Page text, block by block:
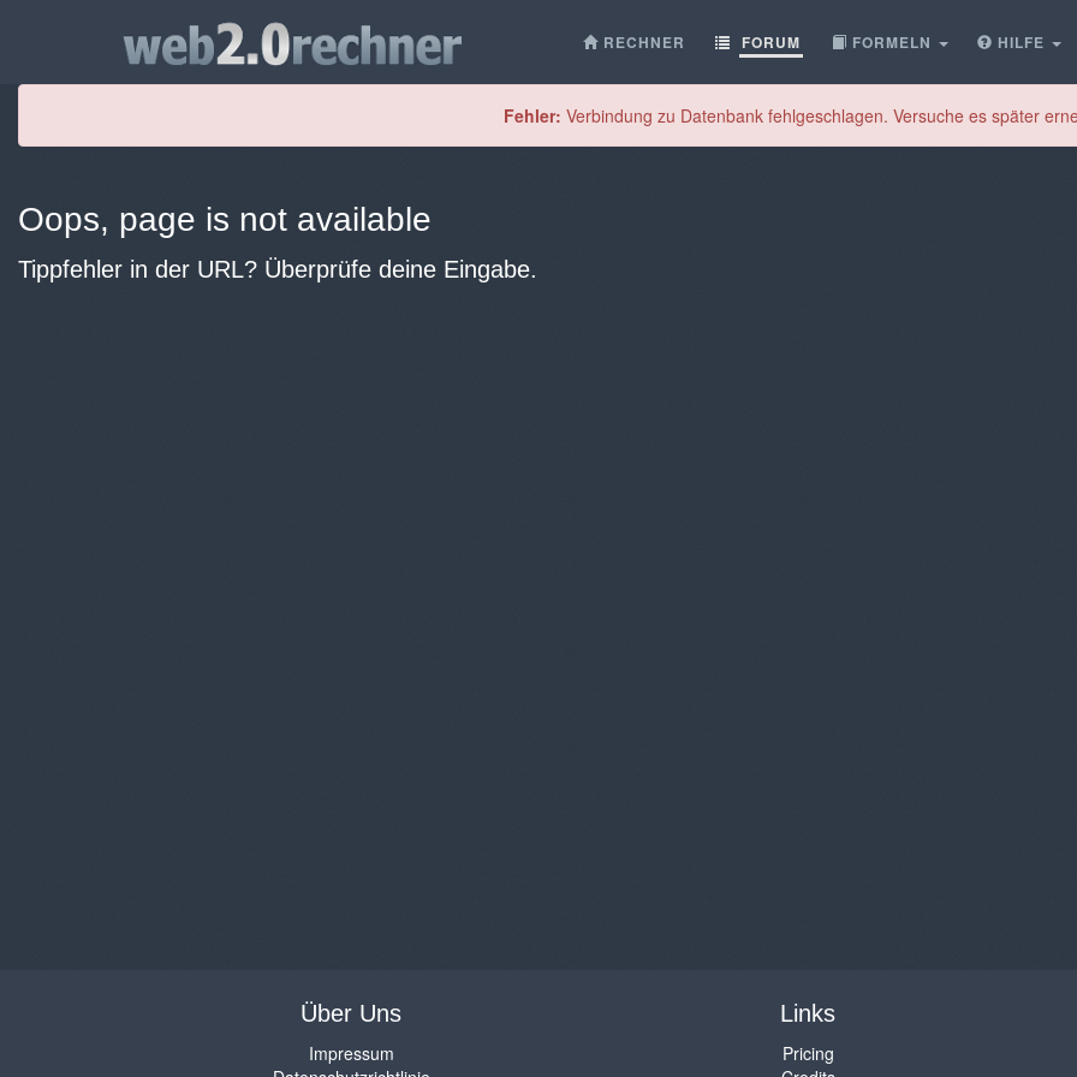
RECHNER FORUM FORMELN HILFE
Fehler: Verbindung zu Datenbank fehlgeschlagen. Versuche es später
Oops, page is not available
Tippfehler in der URL? Überprüfe deine Eingabe.
Über Uns
Impressum
Links
Pricing